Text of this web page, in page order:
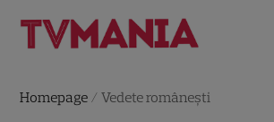
Homepage /Vedete româneşti